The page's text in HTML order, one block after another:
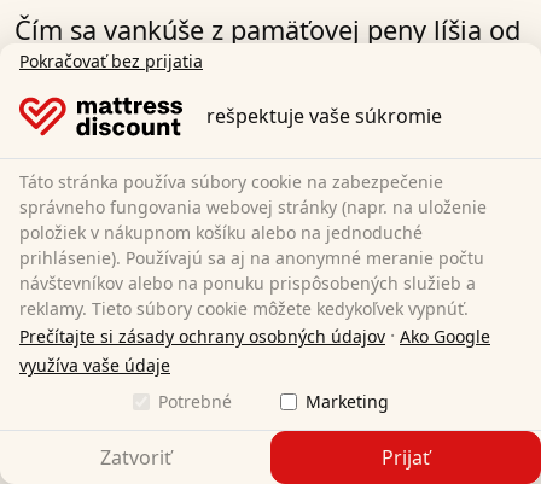
Čím sa vankúše z pamäťovej peny líšia od
bežných vankúšov?
Vankúš na krk z pamäťovej peny sa dokonale
prispôsobí kontúram hlavy. Vankúše z pamäťovej peny
sú k dispozícii v rôznych ergonomicky optimalizovaných
tvaroch a s pevnou alebo nastaviteľnou výškou, aby
zaistili optimálnu oporu krčnej chrbtice v akejkoľvek
polohe počas spánku.
Termoelastická pena reaguje na telesné teplo a tlak.
Vďaka týmto špeciálnym vlastnostiam sa pamäťový
vankúš optimálne prispôsobí kontúram hlavy a ramien
a zaisťuje, že hlava a krčná oblasť sú uložené v
anatomicky správnej polohe. Bez prehnutia alebo
ohnutia chrbtice, čo môže viesť k napätiu a bolesti.
Pokračovať bez prijatia
rešpektuje vaše súkromie
Táto stránka používa súbory cookie na zabezpečenie
správneho fungovania webovej stránky (napr. na uloženie
položiek v nákupnom košíku alebo na jednoduché
prihlásenie). Používajú sa aj na anonymné meranie počtu
návštevníkov alebo na ponuku prispôsobených služieb a
reklamy. Tieto súbory cookie môžete kedykoľvek vypnúť.
Prečítajte si zásady ochrany osobných údajov · Ako Google
využíva vaše údaje
Potrebné
Marketing
Zatvoriť Prijať